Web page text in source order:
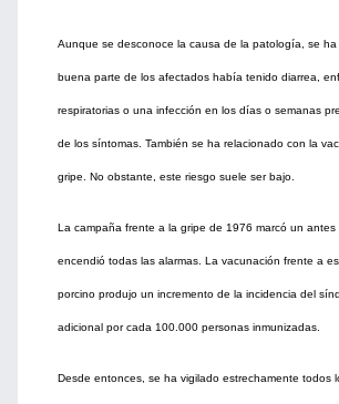
Aunque se desconoce la causa de la patología, se ha
buena parte de los afectados había tenido diarrea,
respiratorias o una infección en los días o semanas
de los síntomas. También se ha relacionado con la
gripe. No obstante, este riesgo suele ser bajo.
La campaña frente a la gripe de 1976 marcó un
encendió todas las alarmas. La vacunación frente a
porcino produjo un incremento de la incidencia del
adicional por cada 100.000 personas inmunizadas.
Desde entonces, se ha vigilado estrechamente todos